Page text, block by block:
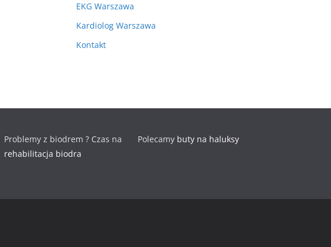
EKG Warszawa
Kardiolog Warszawa
Kontakt
Problemy z biodrem ? Czas na
rehabilitacja biodra
Polecamy buty na haluksy